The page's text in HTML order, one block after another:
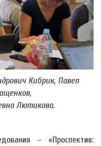
Кибрик, Павел
Лютикова.
– «Проспектив: